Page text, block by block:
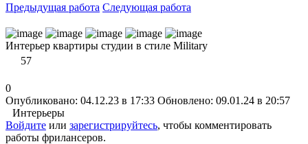
Предыдущая работа Следующая работа
Интерьер квартиры студии в стиле Military
57
0
Опубликовано: 04.12.23 в 17:33 Обновлено: 09.01.24 в 20:57
Интерьеры
Войдите или зарегистрируйтесь, чтобы комментировать
работы фрилансеров.